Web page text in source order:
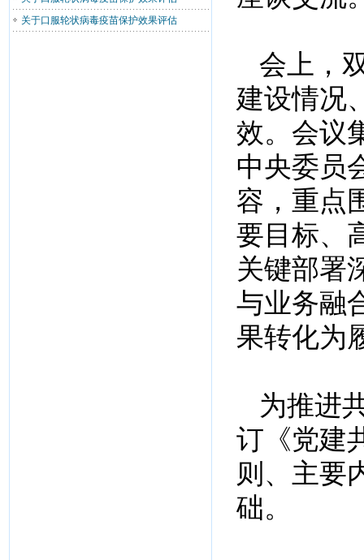
关于口服轮状病毒疫苗保护效果评估
会上，
建设情况
效。会议
中央委员
容，重点
要目标、
关键部署
与业务融
果转化为
为推进
订《党建
则、主要
础。